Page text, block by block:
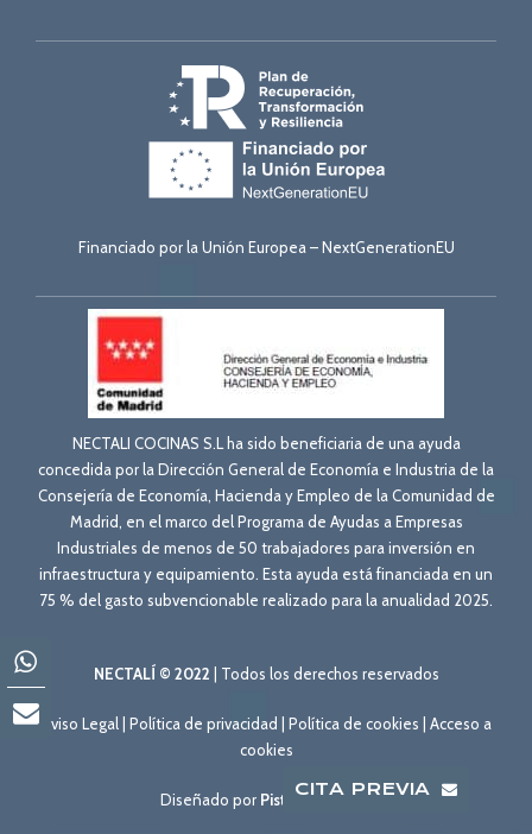
CITA PREVIA
Financiado por la Unión Europea – NextGenerationEU
NECTALI COCINAS S.L ha sido beneficiaria de una ayuda
concedida por la Dirección General de Economía e Industria de la
Consejería de Economía, Hacienda y Empleo de la Comunidad de
Madrid, en el marco del Programa de Ayudas a Empresas
Industriales de menos de 50 trabajadores para inversión en
infraestructura y equipamiento. Esta ayuda está financiada en un
75 % del gasto subvencionable realizado para la anualidad 2025.
NECTALÍ © 2022 | Todos los derechos reservados
Aviso Legal| Política de privacidad Política de cookies
Acceso a
cookies
Diseñado por Pisto con Webo